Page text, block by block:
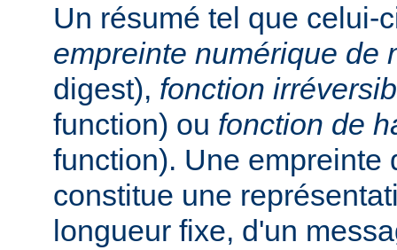
Un résumé tel que celui-
empreinte numérique de
digest), fonction
function) ou fonction de
function). Une empreinte
constitue une
longueur fixe, d'un